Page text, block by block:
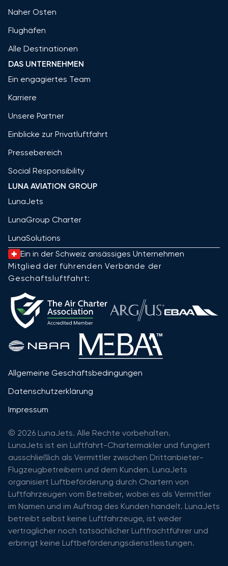
Naher Osten
Flughäfen
Alle Destinationen
DAS UNTERNEHMEN
Ein engagiertes Team
Karriere
Unsere Partner
Einblicke zur Privatluftfahrt
Pressebereich
Social Responsibility
LUNA AVIATION GROUP
LunaJets
LunaGroup Charter
LunaSolutions
Ein in der Schweiz ansässiges Unternehmen
Mitglied der führenden Verbände der
Geschäftsluftfahrt:
Allgemeine Geschäftsbedingungen
Datenschutzerklärung
Impressum
© 2026 LunaJets. Alle Rechte vorbehalten.
LunaJets ist ein Luftfahrt-Chartermakler und fungiert
ausschließlich als Vermittler zwischen Drittanbieter-
Flugzeugbetreibern und dem Kunden. LunaJets
organisiert Luftbeförderung durch Chartern von
Luftfahrzeugen vom Betreiber, wobei es als Vermittler
im Namen und im Auftrag des Kunden handelt. LunaJets
betreibt selbst keine Luftfahrzeuge, ist weder
vertraglicher noch tatsächlicher Luftfrachtführer und
erbringt keine Luftbeförderungsdienstleistungen.